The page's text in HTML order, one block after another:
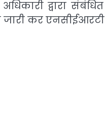
अधिकारी द्वारा
कर एनसीईआरटी